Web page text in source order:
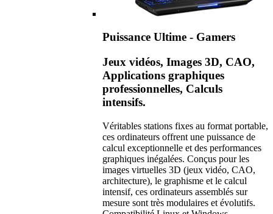
Puissance Ultime - Gamers
Jeux vidéos, Images 3D, CAO,
Applications graphiques
professionnelles, Calculs
intensifs.
Véritables stations fixes au format portable,
ces ordinateurs offrent une puissance de
calcul exceptionnelle et des performances
graphiques inégalées. Conçus pour les
images virtuelles 3D (jeux vidéo, CAO,
architecture), le graphisme et le calcul
intensif, ces ordinateurs assemblés sur
mesure sont très modulaires et évolutifs.